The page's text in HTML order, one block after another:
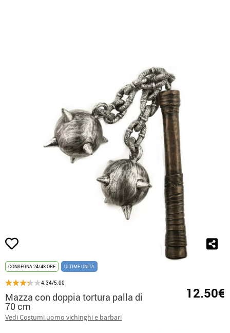
CONSEGNA 24/48 ORE ULTIME UNITÀ
4.34/5.00
Mazza con doppia tortura palla di
70 cm
Vedi Costumi uomo vichinghi e barbari
12.50€